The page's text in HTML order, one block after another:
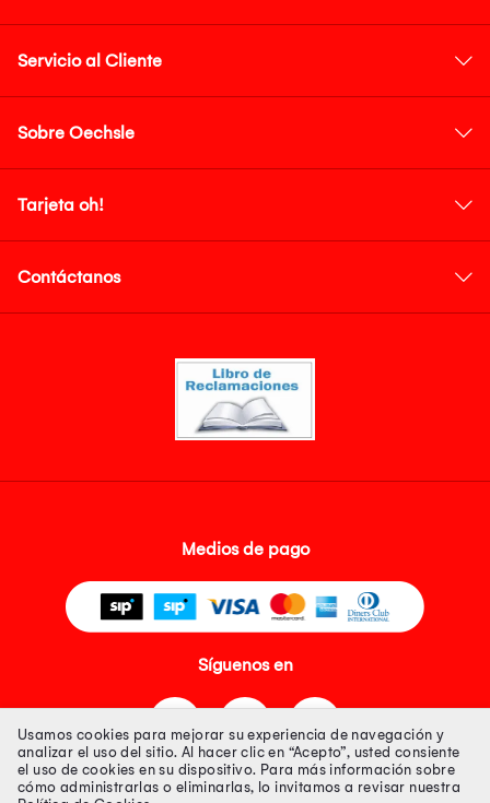
Servicio al Cliente
Sobre Oechsle
Tarjeta oh!
Contáctanos
Medios de pago
Síguenos en
Usamos cookies para mejorar su experiencia de navegación y
analizar el uso del sitio. Al hacer clic en “Acepto”, usted consiente
el uso de cookies en su dispositivo. Para más información sobre
cómo administrarlas o eliminarlas, lo invitamos a revisar nuestra